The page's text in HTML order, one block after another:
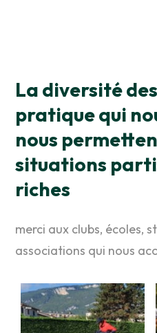
La diversité
pratique qui
nous
situations
riches
merci aux clubs, écoles,
associations qui nous